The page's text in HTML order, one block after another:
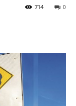
0
714